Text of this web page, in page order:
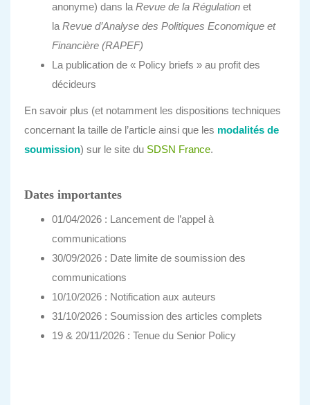
anonyme) dans la Revue de la Régulation et
la Revue d’Analyse des Politiques Economique et
Financière (RAPEF)
La publication de « Policy briefs » au profit des
décideurs
En savoir plus (et notamment les dispositions techniques
concernant la taille de l’article ainsi que les modalités de
soumission) sur le site du SDSN France.
Dates importantes
01/04/2026 : Lancement de l’appel à
communications
30/09/2026 : Date limite de soumission des
communications
10/10/2026 : Notification aux auteurs
31/10/2026 : Soumission des articles complets
19 & 20/11/2026 : Tenue du Senior Policy